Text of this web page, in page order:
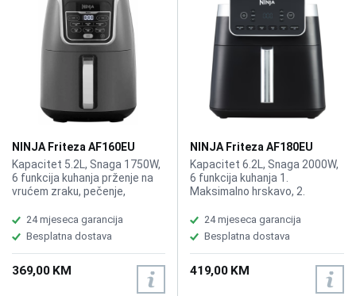
NINJA Friteza AF160EU
Kapacitet 5.2L, Snaga 1750W,
6 funkcija kuhanja prženje na
vrućem zraku, pečenje,
Crisp, PTFE neljepljivi premaz,
Zaštita od pregrijavanja,
Pečenje bez ulja, Vrsta
prženja Vrući zrak, Minimalna
temperatura: 40, Maksimalna
temperatura: 240, Dimenzije
24 mjeseca garancija
Besplatna dostava
369,00 KM
NINJA Friteza AF180EU
Kapacitet 6.2L, Snaga 2000W,
6 funkcija kuhanja 1.
Maksimalno hrskavo, 2.
Pekarski proizvodi, 5.
Podgrijavanje, 6. Sušenje,
Priprema do 6 porcija, PTFE
neljepljivi premaz, Vrsta
prženja Vrući zrak, Pečenje
24 mjeseca garancija
Besplatna dostava
419,00 KM